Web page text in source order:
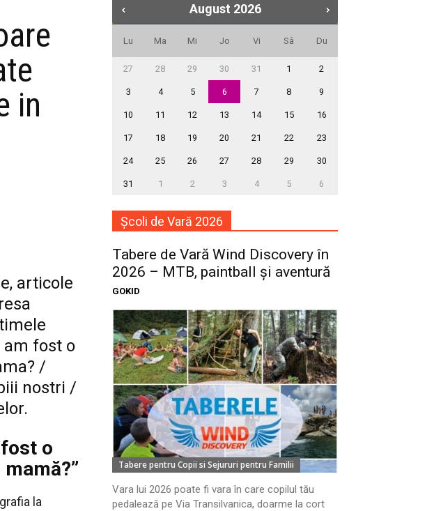
in
articole
am fost o
/
nostri /
o
la
August 2026
Lu Ma Mi Jo Vi Sâ Du
27 28 29 30 31 1 2
3 4 5 6 7 8 9
10 11 12 13 14 15 16
17 18 19 20 21 22 23
24 25 26 27 28 29 30
31 1 2 3 4 5 6
Școli de Vară 2026
Tabere de Vară Wind Discovery în
2026 – MTB, paintball și aventură
GOKID
Tabere pentru Copii si Sejururi pentru Familii
Vara lui 2026 poate fi vara în care copilul tău
pedalează pe Via Transilvanica, doarme la cort